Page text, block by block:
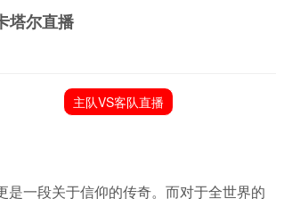
塔尔直播
主队VS客队直播
一段关于信仰的传奇。而对于全世界的